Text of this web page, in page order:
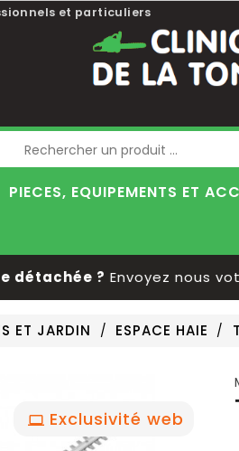
et particuliers
PIECES, EQUIPEMENTS ET
?Envoyez nous
ET JARDIN ESPACE HAIE
Exclusivité web